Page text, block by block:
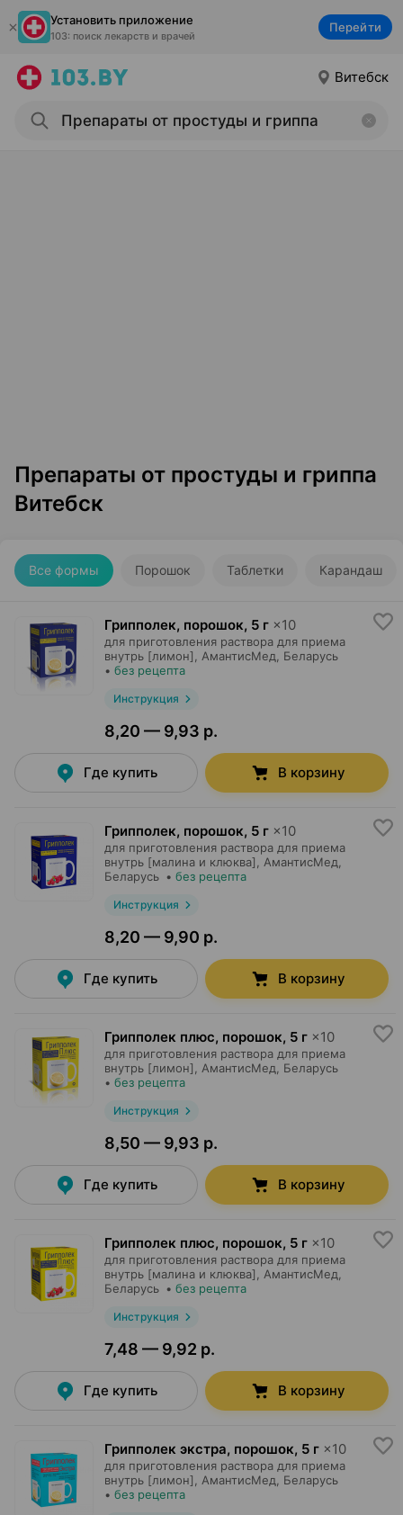
Установить приложение
103: поиск лекарств и врачей
Перейти
Витебск
Препараты от простуды и гриппа
Витебск
Все формы Порошок Таблетки Карандаш
Грипполек, порошок, 5 г ×10
для приготовления раствора для приема
внутрь [лимон],
АмантисМед , Беларусь
• без рецепта
Инструкция
8,20 — 9,93 р.
Где купить В корзину
Грипполек, порошок, 5 г ×10
для приготовления раствора для приема
внутрь [малина и клюква],
АмантисМед
Беларусь • без рецепта
Инструкция
8,20 — 9,90 р.
Где купить В корзину
Грипполек плюс, порошок, 5 г ×10
для приготовления раствора для приема
внутрь [лимон],
АмантисМед , Беларусь
• без рецепта
Инструкция
8,50 — 9,93 р.
Где купить В корзину
Грипполек плюс, порошок, 5 г ×10
для приготовления раствора для приема
внутрь [малина и клюква],
АмантисМед
Беларусь • без рецепта
Инструкция
7,48 — 9,92 р.
Где купить В корзину
Грипполек экстра, порошок, 5 г ×10
для приготовления раствора для приема
внутрь [лимон],
АмантисМед , Беларусь
• без рецепта